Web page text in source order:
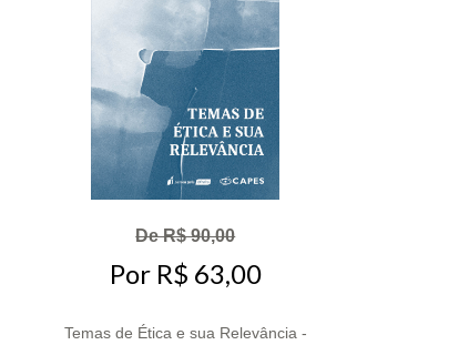
De R$ 90,00
Por R$ 63,00
Temas de Ética e sua Relevância -